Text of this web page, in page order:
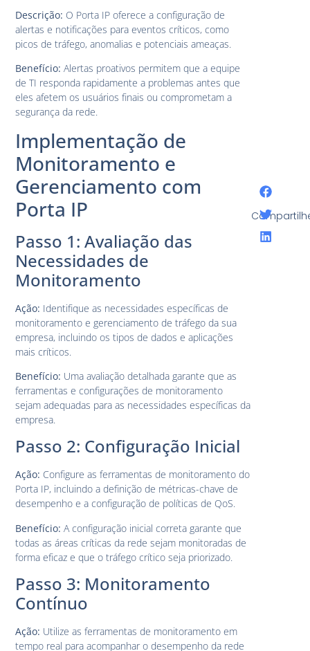
Descrição: O Porta IP oferece a configuração de
alertas e notificações para eventos críticos, como
picos de tráfego, anomalias e potenciais ameaças.
Benefício: Alertas proativos permitem que a equipe
de TI responda rapidamente a problemas antes que
eles afetem os usuários finais ou comprometam a
segurança da rede.
Implementação de
Monitoramento e
Gerenciamento com
Porta IP
Passo 1: Avaliação das
Necessidades de
Monitoramento
Ação: Identifique as necessidades específicas de
monitoramento e gerenciamento de tráfego da sua
empresa, incluindo os tipos de dados e aplicações
mais críticos.
Benefício: Uma avaliação detalhada garante que as
ferramentas e configurações de monitoramento
sejam adequadas para as necessidades específicas da
empresa.
Passo 2: Configuração Inicial
Ação: Configure as ferramentas de monitoramento do
Porta IP, incluindo a definição de métricas-chave de
desempenho e a configuração de políticas de QoS.
Benefício: A configuração inicial correta garante que
todas as áreas críticas da rede sejam monitoradas de
forma eficaz e que o tráfego crítico seja priorizado.
Passo 3: Monitoramento
Contínuo
Ação: Utilize as ferramentas de monitoramento em
tempo real para acompanhar o desempenho da rede